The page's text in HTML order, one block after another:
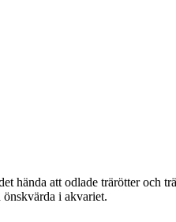
hända att odlade trärötter och
i akvariet.